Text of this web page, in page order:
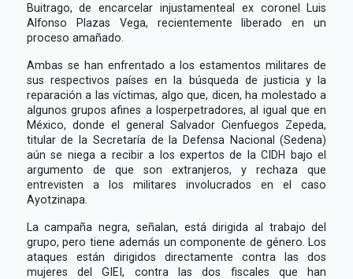
Buitrago, de encarcelar injustamenteal ex coronel Luis
Alfonso Plazas Vega, recientemente liberado en un
proceso amañado.
Ambas se han enfrentado a los estamentos militares de
sus respectivos países en la búsqueda de justicia y la
reparación a las víctimas, algo que, dicen, ha molestado a
algunos grupos afines a losperpetradores, al igual que en
México, donde el general Salvador Cienfuegos Zepeda,
titular de la Secretaría de la Defensa Nacional (Sedena)
aún se niega a recibir a los expertos de la CIDH bajo el
argumento de que son extranjeros, y rechaza que
entrevisten a los militares involucrados en el caso
Ayotzinapa.
La campaña negra, señalan, está dirigida al trabajo del
grupo, pero tiene además un componente de género. Los
ataques están dirigidos directamente contra las dos
mujeres del GIEI, contra las dos fiscales que han